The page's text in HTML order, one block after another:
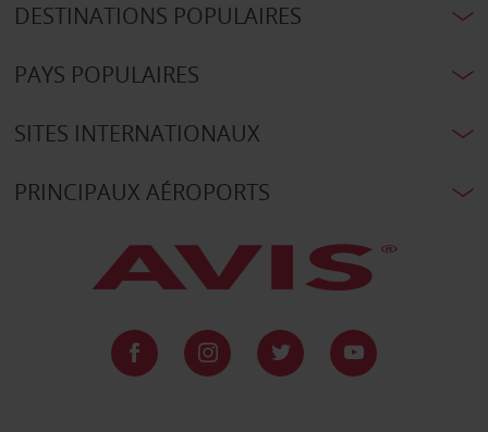
DESTINATIONS POPULAIRES
PAYS POPULAIRES
SITES INTERNATIONAUX
PRINCIPAUX AÉROPORTS